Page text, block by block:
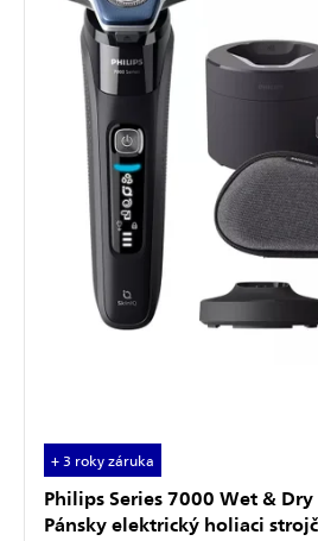
+ 3 roky záruka
Philips Series 7000 Wet &
Pánsky elektrický holiaci